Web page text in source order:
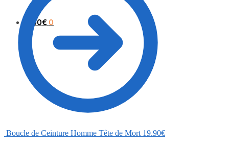
0.00€ 0
Boucle de Ceinture Homme Tête de Mort 19.90€